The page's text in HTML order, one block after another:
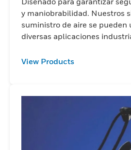
y maniobrabilidad. Nuestros
suministro de aire se pueden
diversas aplicaciones
View Products